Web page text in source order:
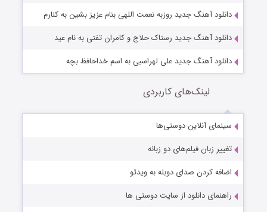
دانلود آهنگ جدید روزبه نعمت اللهی بنام عزیز بشین به کنارم
دانلود آهنگ جدید رستاک حلاج و کامران تفتی به نام عید
دانلود آهنگ جدید علی لهراسبی به اسم خداحافظ بچه
لینک‌های کاربردی
سینمای آنلاین دوستی‌ها
تغییر زبان فیلم‌های دو زبانه
اضافه کردن صدای دوبله به ویدئو
راهنمای دانلود از سایت دوستی ها